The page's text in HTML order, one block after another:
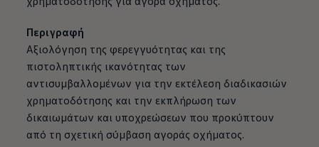
Περιγραφή
Αξιολόγηση της φερεγγυότητας και της
πιστοληπτικής ικανότητας των
αντισυμβαλλομένων για την εκτέλεση διαδικασιών
χρηματοδότησης και την εκπλήρωση των
δικαιωμάτων και υποχρεώσεων που προκύπτουν
από τη σχετική σύμβαση αγοράς οχήματος.